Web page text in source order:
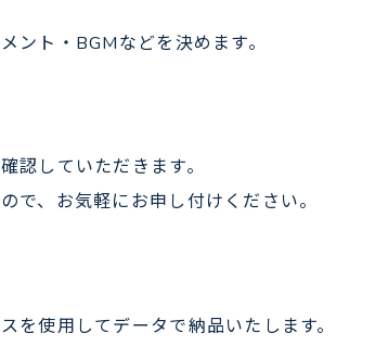
ント・BGMなどを決めます。
認していただきます。
で、お気軽にお申し付けください。
を使用してデータで納品いたします。